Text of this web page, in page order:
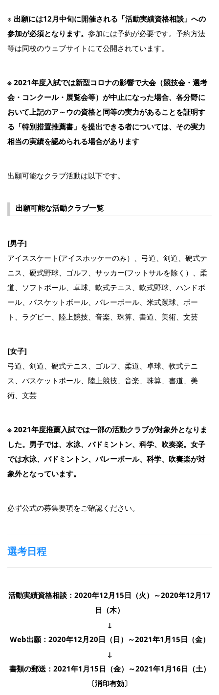
※ 出願には12月中旬に開催される「活動実績資格相談」への
参加が必須となります。 参加には予約が必要です。予約方法
等は同校のウェブサイトにて公開されています。
※ 2021年度入試では新型コロナの影響で大会（競技会・選考
会・コンクール・展覧会等）が中止になった場合、各分野に
おいて上記のア～ウの資格と同等の実力があることを証明す
る「特別措置推薦書」を提出できる者については、その実力
相当の実績を認められる場合があります
出願可能なクラブ活動は以下です。
出願可能な活動クラブ一覧
[男子]
アイススケート(アイスホッケーのみ）、弓道、剣道、硬式テ
ニス、硬式野球、ゴルフ、サッカー(フットサルを除く）、柔
道、ソフトボール、卓球、軟式テニス、軟式野球、ハンドボ
ール、バスケットボール、バレーボール、米式蹴球、ボー
ト、ラグビー、陸上競技、音楽、珠算、書道、美術、文芸
[女子]
弓道、剣道、硬式テニス、ゴルフ、柔道、卓球、軟式テニ
ス、バスケットボール、陸上競技、音楽、珠算、書道、美
術、文芸
※ 2021年度推薦入試では一部の活動クラブが対象外となりま
した。男子では、水泳、バドミントン、科学、吹奏楽。女子
では水泳、バドミントン、バレーボール、科学、吹奏楽が対
象外となっています。
必ず公式の募集要項をご確認ください。
選考日程
活動実績資格相談：2020年12月15日（火）～2020年12月17
日（木）
↓
Web出願：2020年12月20日（日）～2021年1月15日（金）
↓
書類の郵送：2021年1月15日（金）～2021年1月16日（土）
〔消印有効〕